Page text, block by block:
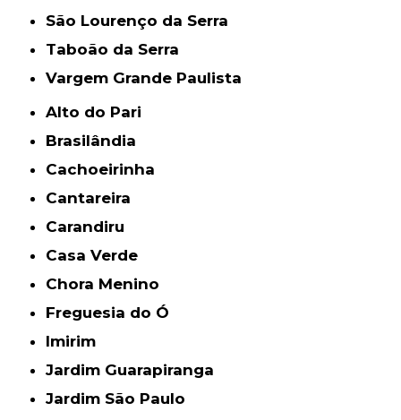
São Lourenço da Serra
Taboão da Serra
Vargem Grande Paulista
Alto do Pari
Brasilândia
Cachoeirinha
Cantareira
Carandiru
Casa Verde
Chora Menino
Freguesia do Ó
Imirim
Jardim Guarapiranga
Jardim São Paulo